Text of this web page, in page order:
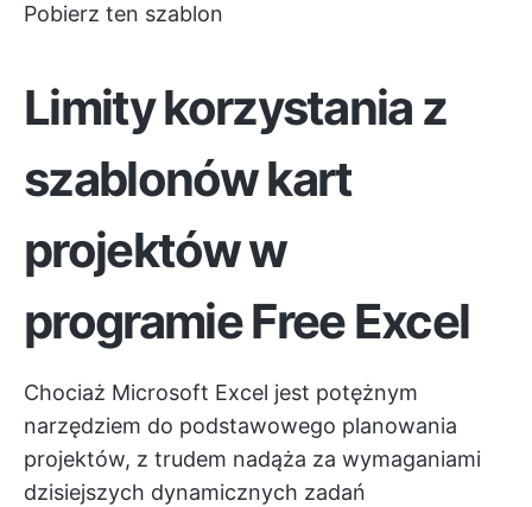
Pobierz ten szablon
Limity korzystania z
szablonów kart
projektów w
programie Free Excel
Chociaż Microsoft Excel jest potężnym
narzędziem do podstawowego planowania
projektów, z trudem nadąża za wymaganiami
dzisiejszych dynamicznych zadań